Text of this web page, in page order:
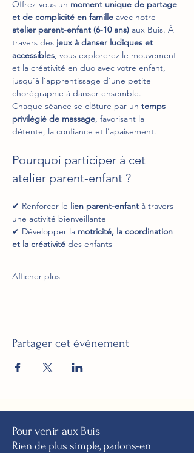
Offrez-vous un moment unique de partage
et de complicité en famille avec notre
atelier parent-enfant (6-10 ans) aux Buis. À
travers des jeux à danser ludiques et
accessibles, vous explorerez le mouvement
et la créativité en duo avec votre enfant,
jusqu’à l’apprentissage d’une petite
chorégraphie à danser ensemble.
Chaque séance se clôture par un temps
privilégié de massage, favorisant la
détente, la confiance et l’apaisement.
Pourquoi participer à cet
atelier parent-enfant ?
✔ Renforcer le lien parent-enfant à travers
une activité bienveillante
✔ Développer la motricité, la coordination
et la créativité des enfants
Afficher plus
Partager cet événement
Pour venir aux Buis
Rien de plus simple, parlons-en